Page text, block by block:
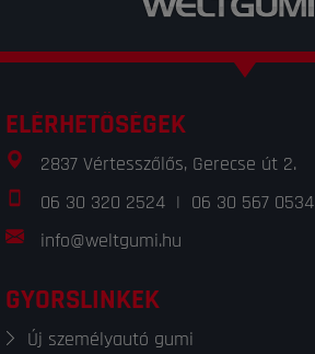
ELÉRHETŐSÉGEK
2837 Vértesszőlős, Gerecse út 2.
06 30 320 2524 | 06 30 567 0534
info@weltgumi.hu
GYORSLINKEK
Új személyautó gumi